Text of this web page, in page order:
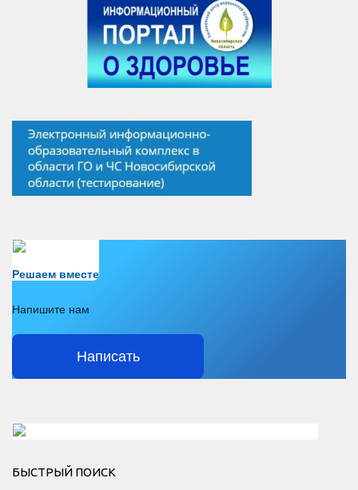
Решаем вместе
Напишите нам
Написать
БЫСТРЫЙ ПОИСК